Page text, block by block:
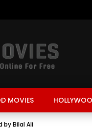
MOVIES
by Bilal Ali